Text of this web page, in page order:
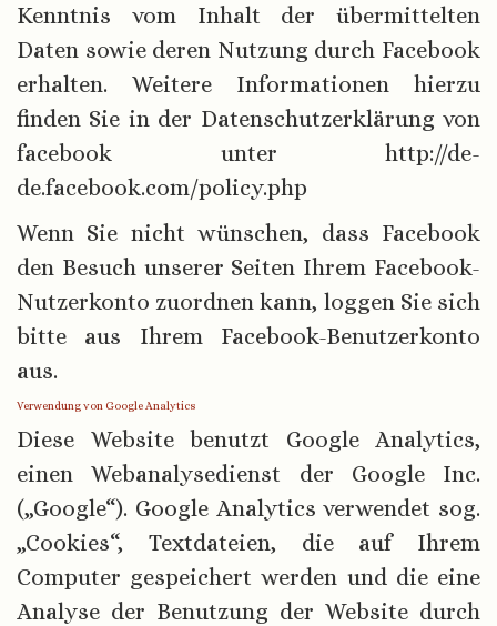
Kenntnis vom Inhalt der übermittelten
Daten sowie deren Nutzung durch Facebook
erhalten. Weitere Informationen hierzu
finden Sie in der Datenschutzerklärung von
facebook unter http://de-
de.facebook.com/policy.php
Wenn Sie nicht wünschen, dass Facebook
den Besuch unserer Seiten Ihrem Facebook-
Nutzerkonto zuordnen kann, loggen Sie sich
bitte aus Ihrem Facebook-Benutzerkonto
aus.
Verwendung von Google Analytics
Diese Website benutzt Google Analytics,
einen Webanalysedienst der Google Inc.
(„Google“). Google Analytics verwendet sog.
„Cookies“, Textdateien, die auf Ihrem
Computer gespeichert werden und die eine
Analyse der Benutzung der Website durch